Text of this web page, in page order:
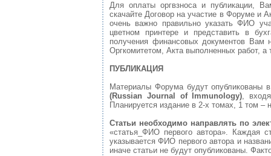
Для оплаты оргвзноса и публикации,
скачайте Договор на участие в Форуме и
очень важно правильно указать ФИО
цветном принтере и представить в
получения финансовых документов Вам
Оргкомитетом, Акта выполненных работ, а
ПУБЛИКАЦИЯ
Материалы Форума будут опубликованы
(Russian Journal of Immunology),
Планируется издание в 2-х томах, 1 том –
Статьи необходимо направлять по
«статья_ФИО первого автора». Каждая
указывается ФИО первого автора и
иначе статьи не будут опубликованы.